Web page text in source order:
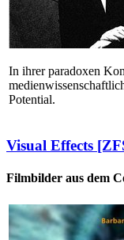
In ihrer paradoxen
Potential.
Visual Effects
Filmbilder aus dem